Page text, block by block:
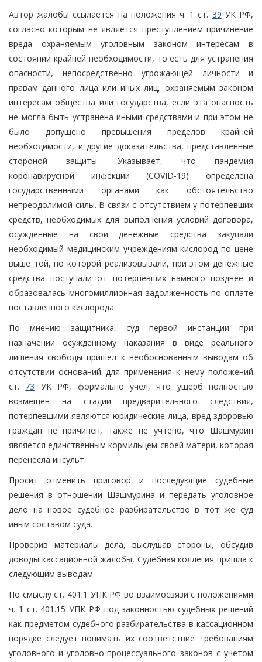
Автор жалобы ссылается на положения ч. 1 ст. 39 УК РФ,
согласно которым не является преступлением причинение
вреда охраняемым уголовным законом интересам в
состоянии крайней необходимости, то есть для устранения
опасности, непосредственно угрожающей личности и
правам данного лица или иных лиц, охраняемым законом
интересам общества или государства, если эта опасность
не могла быть устранена иными средствами и при этом не
было допущено превышения пределов крайней
необходимости, и другие доказательства, представленные
стороной защиты. Указывает, что пандемия
коронавирусной инфекции (COVID-19) определена
государственными органами как обстоятельство
непреодолимой силы. В связи с отсутствием у потерпевших
средств, необходимых для выполнения условий договора,
осужденные на свои денежные средства закупали
необходимый медицинским учреждениям кислород по цене
выше той, по которой реализовывали, при этом денежные
средства поступали от потерпевших намного позднее и
образовалась многомиллионная задолженность по оплате
поставленного кислорода.
По мнению защитника, суд первой инстанции при
назначении осужденному наказания в виде реального
лишения свободы пришел к необоснованным выводам об
отсутствии оснований для применения к нему положений
ст. 73 УК РФ, формально учел, что ущерб полностью
возмещен на стадии предварительного следствия,
потерпевшими являются юридические лица, вред здоровью
граждан не причинен, также не учтено, что Шашмурин
является единственным кормильцем своей матери, которая
перенесла инсульт.
Просит отменить приговор и последующие судебные
решения в отношении Шашмурина и передать уголовное
дело на новое судебное разбирательство в тот же суд
иным составом суда.
Проверив материалы дела, выслушав стороны, обсудив
доводы кассационной жалобы, Судебная коллегия пришла к
следующим выводам.
По смыслу ст. 401.1 УПК РФ во взаимосвязи с положениями
ч. 1 ст. 401.15 УПК РФ под законностью судебных решений
как предметом судебного разбирательства в кассационном
порядке следует понимать их соответствие требованиям
уголовного и уголовно-процессуального законов с учетом